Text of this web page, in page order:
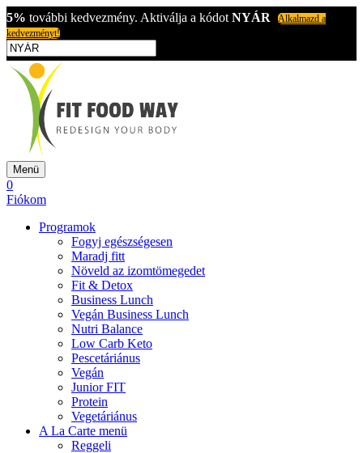
5% további kedvezmény. Aktiválja a kódot NYÁR
Alkalmazd a
kedvezményt!
Menü
0
Fiókom
Programok
Fogyj egészségesen
Maradj fitt
Növeld az izomtömegedet
Fit & Detox
Business Lunch
Vegán Business Lunch
Nutri Balance
Low Carb Keto
Pescetáriánus
Vegán
Junior FIT
Protein
Vegetáriánus
A La Carte menü
Reggeli